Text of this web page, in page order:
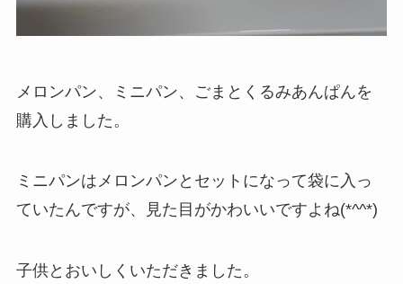
メロンパン、ミニパン、ごまとくるみあんぱんを
購入しました。
ミニパンはメロンパンとセットになって袋に入っ
ていたんですが、見た目がかわいいですよね(*^^*)
子供とおいしくいただきました。